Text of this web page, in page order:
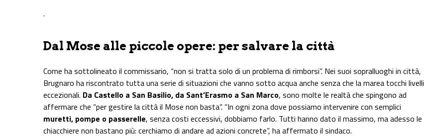
.
Dal Mose alle piccole opere: per salvare la città
Come ha sottolineato il commissario, “non si tratta solo di un problema di rimborsi”. Nei suoi sopralluoghi in città,
Brugnaro ha riscontrato tutta una serie di situazioni che vanno sotto acqua anche senza che la marea tocchi livelli
eccezionali. Da Castello a San Basilio, da Sant’Erasmo a San Marco, sono molte le realtà che spingono ad
affermare che “per gestire la città il Mose non basta”. “In ogni zona dove possiamo intervenire con semplici
muretti, pompe o passerelle, senza costi eccessivi, dobbiamo farlo. Tutti hanno dato il massimo, ma adesso le
chiacchiere non bastano più: cerchiamo di andare ad azioni concrete”, ha affermato il sindaco.